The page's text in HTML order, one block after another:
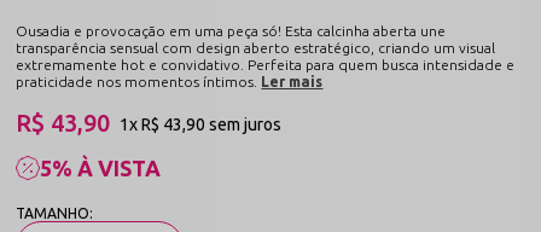
Ousadia e provocação em uma peça só! Esta calcinha aberta une
transparência sensual com design aberto estratégico, criando um visual
extremamente hot e convidativo. Perfeita para quem busca intensidade e
praticidade nos momentos íntimos. Ler mais
5% À VISTA
R$ 43,90 1xR$ 43,90sem juros